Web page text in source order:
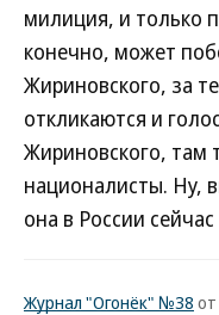
милиция, и только
конечно, может
Жириновского, за
откликаются и
Жириновского, там
националисты. Ну,
она в России
Журнал "Огонёк" №38